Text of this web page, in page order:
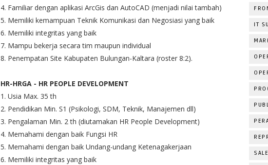
4. Familiar dengan aplikasi ArcGis dan AutoCAD (menjadi nilai tambah)
5. Memiliki kemampuan Teknik Komunikasi dan Negosiasi yang baik
6. Memiliki integritas yang baik
7. Mampu bekerja secara tim maupun individual
8. Penempatan Site Kabupaten Bulungan-Kaltara (roster 8:2).
HR-HRGA - HR PEOPLE DEVELOPMENT
1. Usia Max. 35 th
2. Pendidikan Min. S1 (Psikologi, SDM, Teknik, Manajemen dll)
3. Pengalaman Min. 2 th (diutamakan HR People Development)
4. Memahami dengan baik Fungsi HR
5. Memahami dengan baik Undang-undang Ketenagakerjaan
6. Memiliki integritas yang baik
IT